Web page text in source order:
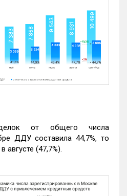
от общего числа
ДДУ составила 44,7%, то
августе (47,7%).